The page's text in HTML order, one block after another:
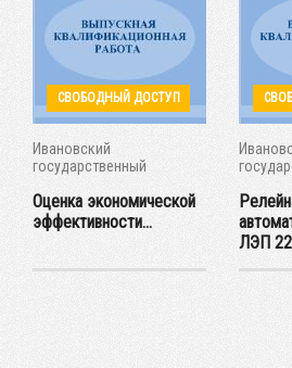
СВОБОДНЫЙ ДОСТУП
Ивановский
государственный
Оценка экономической
эффективности...
ЛЭП